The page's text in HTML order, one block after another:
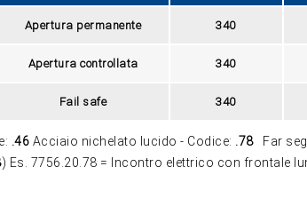
Apertura permanente 340
Apertura controllata 340
Fail safe 340
.46 Acciaio nichelato lucido - Codice: .78Far
) Es. 7756.20.78 = Incontro elettrico con frontale